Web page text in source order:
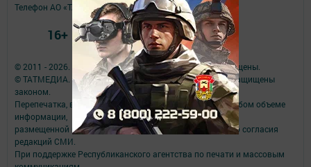
© 2011 - 2026. Якты юл (Светлый путь). Все права защищены.
© ТАТМЕДИА. Все материалы, размещенные на сайте, защищены
законом.
Перепечатка, воспроизведение и распространение в любом объеме
информации,
размещенной на сайте, возможна только с письменного согласия
редакций СМИ.
При поддержке Республиканского агентства по печати и массовым
Телефон АО «ТАТМЕДИА»:(843) 222 09 84
16+